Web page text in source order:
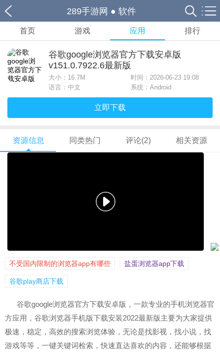
289手游网 ● 软件
首页 游戏 应用 排行
谷歌google浏览器官方下载安卓版
v151.0.7922.6最新版
大小： 16.7M
时间：2026-06-23 19:08
语言：中文
系统：Android
立即下载
资源信息 同类热门 评论(2) 相关资源
不受国内限制的浏览器app有哪些 盐蛋浏览器app下载
谷歌play商店下载
谷歌google浏览器官方下载安卓版，一款专业的手机浏览器官
方应用，谷歌浏览器手机版下载安装2022最新版主要为大家提供
极速，稳定，高效的搜索浏览体验，无论是找影视，找小说，找
游戏等等，一键关键词检索，快速直达喜欢的内容，还能够根据